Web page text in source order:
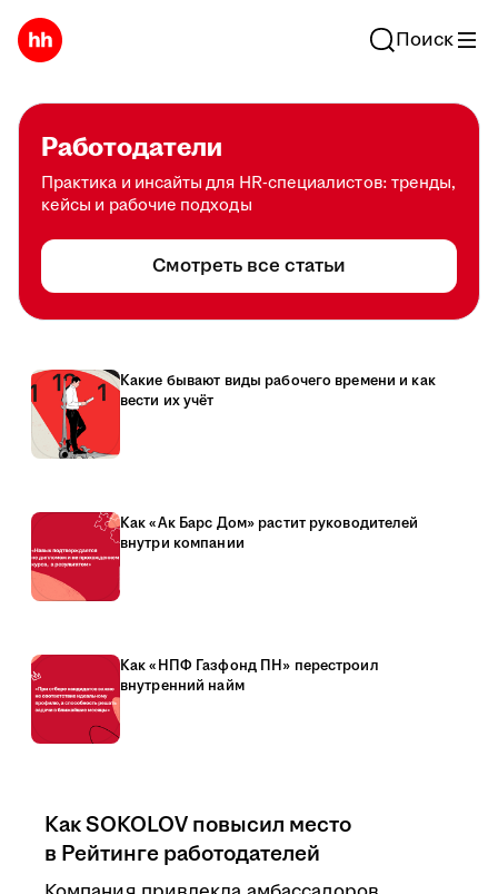
Поиск
Работодатели
Практика и инсайты для HR-специалистов: тренды,
кейсы и рабочие подходы
Смотреть все статьи
Какие бывают виды рабочего времени и как
вести их учёт
Как «Ак Барс Дом» растит руководителей
внутри компании
Как «НПФ Газфонд ПН» перестроил
внутренний найм
Как SOKOLOV повысил место
в Рейтинге работодателей